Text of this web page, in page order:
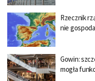
Rzecznik
nie
Gowin:
mogła